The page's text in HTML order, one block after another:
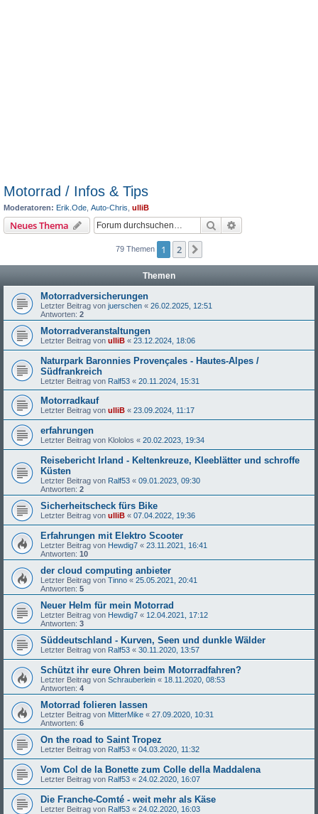
Motorrad / Infos & Tips
Moderatoren: Erik.Ode Auto-Chris ulliB
Neues Thema Suche
79 Themen 1 2
Themen
Motorradversicherungen
Letzter Beitrag von juerschen « 26.02.2025, 12:51
Antworten: 2
Motorradveranstaltungen
Letzter Beitrag von ulliB « 23.12.2024, 18:06
Naturpark Baronnies Provençales - Hautes-Alpes /
Südfrankreich
Letzter Beitrag von Ralf53 « 20.11.2024, 15:31
Motorradkauf
Letzter Beitrag von ulliB « 23.09.2024, 11:17
erfahrungen
Letzter Beitrag von Klololos « 20.02.2023, 19:34
Reisebericht Irland - Keltenkreuze, Kleeblätter und schroffe
Küsten
Letzter Beitrag von Ralf53 « 09.01.2023, 09:30
Antworten: 2
Sicherheitscheck fürs Bike
Letzter Beitrag von ulliB « 07.04.2022, 19:36
Erfahrungen mit Elektro Scooter
Letzter Beitrag von Hewdig7 « 23.11.2021, 16:41
Antworten: 10
der cloud computing anbieter
Letzter Beitrag von Tinno « 25.05.2021, 20:41
Antworten: 5
Neuer Helm für mein Motorrad
Letzter Beitrag von Hewdig7 « 12.04.2021, 17:12
Antworten: 3
Süddeutschland - Kurven, Seen und dunkle Wälder
Letzter Beitrag von Ralf53 « 30.11.2020, 13:57
Schützt ihr eure Ohren beim Motorradfahren?
Letzter Beitrag von Schrauberlein « 18.11.2020, 08:53
Antworten: 4
Motorrad folieren lassen
Letzter Beitrag von MitterMike « 27.09.2020, 10:31
Antworten: 6
On the road to Saint Tropez
Letzter Beitrag von Ralf53 « 04.03.2020, 11:32
Vom Col de la Bonette zum Colle della Maddalena
Letzter Beitrag von Ralf53 « 24.02.2020, 16:07
Die Franche-Comté - weit mehr als Käse
Letzter Beitrag von Ralf53 « 24.02.2020, 16:03